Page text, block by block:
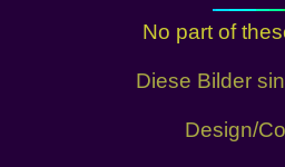
No part of
Diese Bilder
Design/